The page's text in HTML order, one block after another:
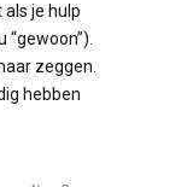
je hulp
zeggen.
hebben